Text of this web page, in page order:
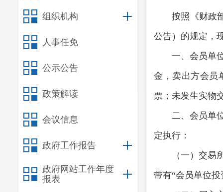
组织机构
人事任免
公示公告
政策解读
会议信息
政府工作报告
政府网站工作年度
报表
按照《财政
公告）的规定，
一、会员单
金，卖出方会员
票；未发生实物
二、会员单
定执行：
（一）交
带有“会员单位